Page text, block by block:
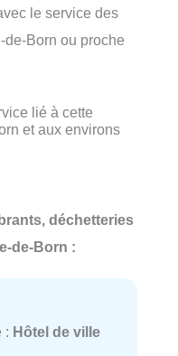
le service des
Born ou proche
lié à cette
et aux environs
déchetteries
de-Born :
: Hôtel de ville